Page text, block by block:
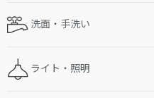
洗面・手洗い
ライト・照明